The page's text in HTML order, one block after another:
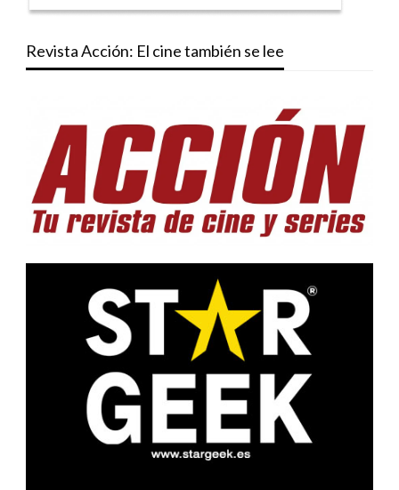
Revista Acción: El cine también se lee